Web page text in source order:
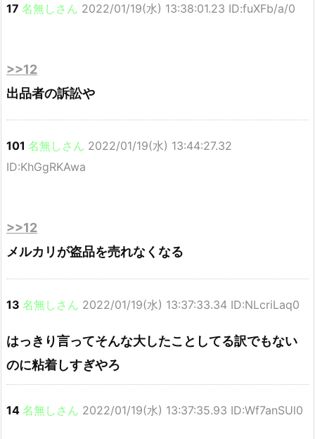
17 名無しさん 2022/01/19(水) 13:38:01.23 ID:fuXFb/a/0
>>12
出品者の訴訟や
101 名無しさん 2022/01/19(水) 13:44:27.32
ID:KhGgRKAwa
>>12
メルカリが盗品を売れなくなる
13 名無しさん 2022/01/19(水) 13:37:33.34 ID:NLcriLaq0
はっきり言ってそんな大したことしてる訳でもない
のに粘着しすぎやろ
14 名無しさん 2022/01/19(水) 13:37:35.93 ID:Wf7anSUl0